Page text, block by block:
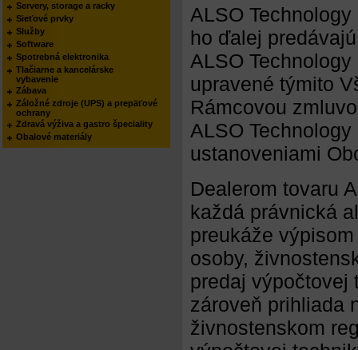
ALSO
ho ďalej
ALSO
upravené týmito
Rámcovou
ALSO
ustanoveniami
Dealerom tovaru
každá právnická
preukáže
osoby,
predaj výpočtovej
zároveň prihliada
živnostenskom
Servery, storage a racky
Sieťové prvky
Služby
Software
Spotrebná elektronika
Tlačiarne a kancelárske
vybavenie
Zábava
Záložné zdroje (UPS) a prepäťové
ochrany
Zdravá výživa a gastro špeciality
Obalové materiály